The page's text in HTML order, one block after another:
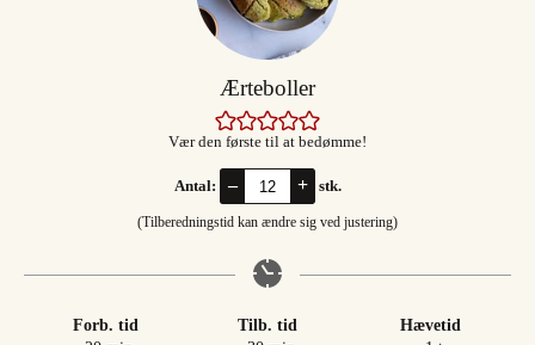
Ærteboller
Vær den første til at bedømme!
Antal: – + stk.
(Tilberedningstid kan ændre sig ved justering)
Forb. tid
Tilb. tid
Hævetid